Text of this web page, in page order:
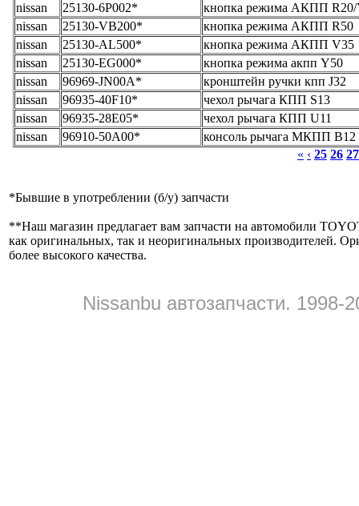
nissan
25130-6P002*
кнопка режима АКПП R20/
nissan
25130-VB200*
кнопка режима АКПП R50
nissan
25130-AL500*
кнопка режима АКПП V35
nissan
25130-EG000*
кнопка режима акпп Y50
nissan
96969-JN00A*
кронштейн ручки кпп J32
nissan
96935-40F10*
чехол рычага КПП S13
nissan
96935-28E05*
чехол рычага КПП U11
nissan
96910-50A00*
консоль рычага МКПП B12
« ‹ 25 26 27
*Бывшие в употреблении (б/y) запчасти
**Наш магазин предлагает вам запчасти на автомобили
как оригинальных, так и неоригинальных производителей.
более высокого качества.
Nissanbu автозапчасти. 1998-